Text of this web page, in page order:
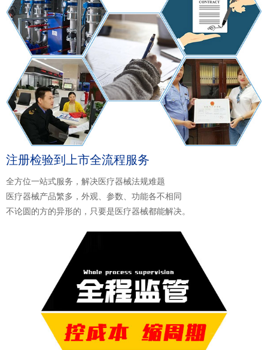
注册检验到上市全流程服务
全方位一站式服务，解决医疗器械法规难题
医疗器械产品繁多，外观、参数、功能各不相同
不论圆的方的异形的，只要是医疗器械都能解决。